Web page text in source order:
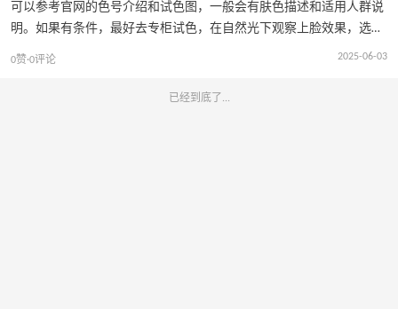
可以参考官网的色号介绍和试色图，一般会有肤色描述和适用人群说
明。如果有条件，最好去专柜试色，在自然光下观察上脸效果，选择
与自己颈部肤色相近，且看起来自然融合的色号。也可以根据自己的
则选择相对深一些的色号。以阿玛尼大师蓝标粉底液为例，2 号色是
0赞·0评论 2025-06-03
已经到底了...